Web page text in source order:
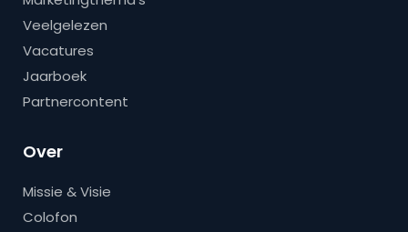
Veelgelezen
Vacatures
Jaarboek
Partnercontent
Over
Missie & Visie
Colofon